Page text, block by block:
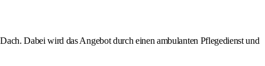
Dabei wird das Angebot durch einen ambulanten Pflegedienst und